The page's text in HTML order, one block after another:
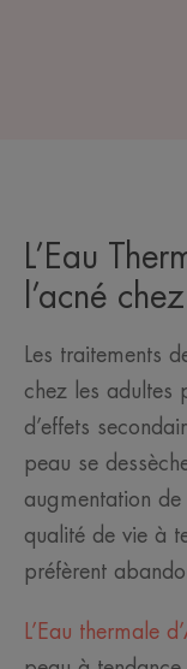
L’Eau
l’acné
Les traitements
chez les adultes
d’effets
peau se
augmentation
qualité de vie à
préfèrent
L’Eau thermale